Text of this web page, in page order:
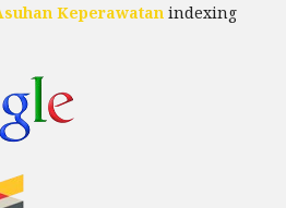
Keperawatan indexing